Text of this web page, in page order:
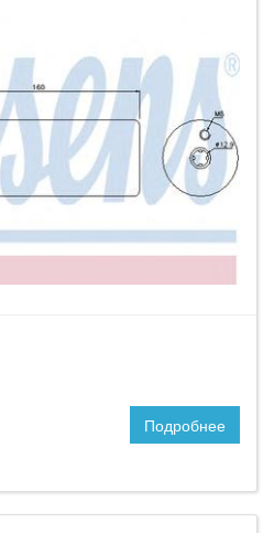
Подробнее